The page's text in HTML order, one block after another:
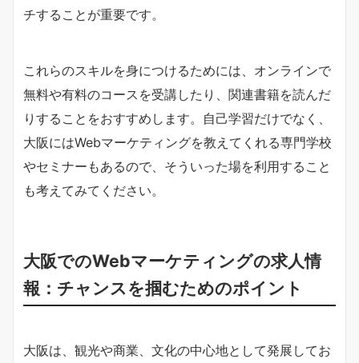
チすることが重要です。
これらのスキルを身につけるためには、オンラインで
無料や有料のコースを受講したり、関連書籍を読んだ
りすることをおすすめします。自己学習だけでなく、
大阪にはWebマーケティングを教えてくれる専門学校
やセミナーもあるので、そういった場を利用すること
も考えてみてください。
大阪でのWebマーケティングの求人情
報：チャンスを掴むためのポイント
大阪は、観光や商業、文化の中心地として発展してお